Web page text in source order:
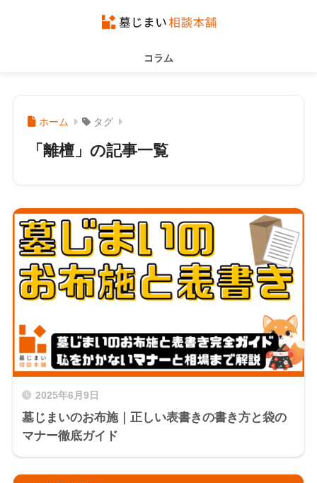
コラム
ホーム タグ
「離檀」の記事一覧
2025年6月9日
墓じまいのお布施｜正しい表書きの書き方と袋の
マナー徹底ガイド